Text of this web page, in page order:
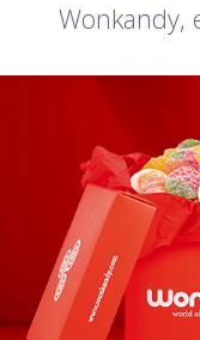
Wonkandy,